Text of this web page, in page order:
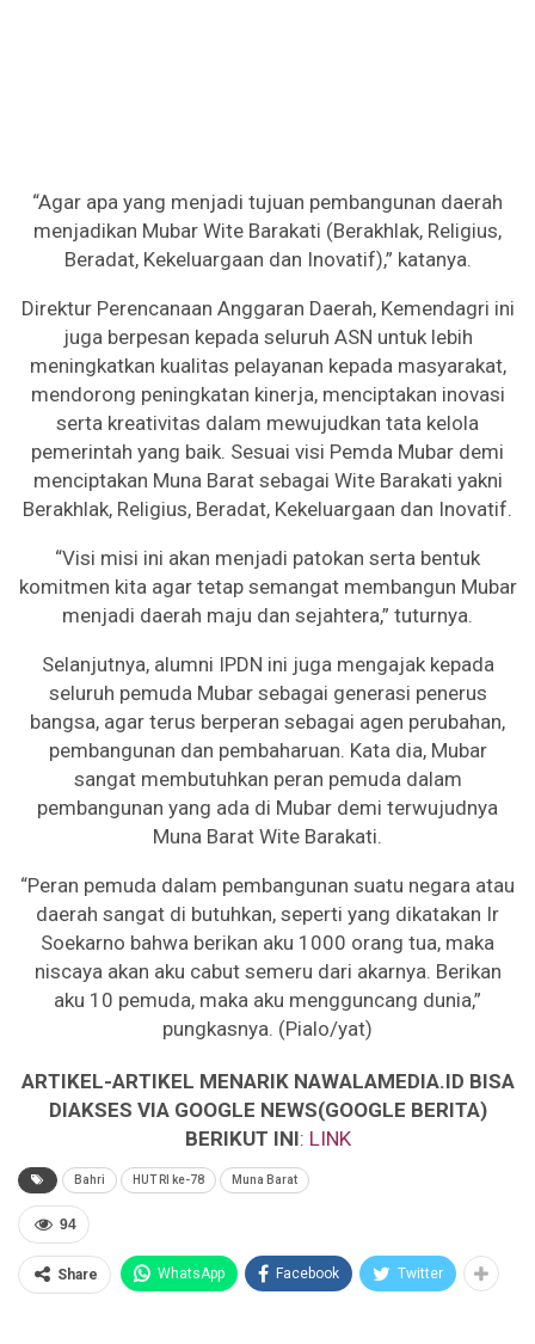
“Agar apa yang menjadi tujuan pembangunan daerah
menjadikan Mubar Wite Barakati (Berakhlak, Religius,
Beradat, Kekeluargaan dan Inovatif),” katanya.
Direktur Perencanaan Anggaran Daerah, Kemendagri ini
juga berpesan kepada seluruh ASN untuk lebih
meningkatkan kualitas pelayanan kepada masyarakat,
mendorong peningkatan kinerja, menciptakan inovasi
serta kreativitas dalam mewujudkan tata kelola
pemerintah yang baik. Sesuai visi Pemda Mubar demi
menciptakan Muna Barat sebagai Wite Barakati yakni
Berakhlak, Religius, Beradat, Kekeluargaan dan Inovatif.
“Visi misi ini akan menjadi patokan serta bentuk
komitmen kita agar tetap semangat membangun Mubar
menjadi daerah maju dan sejahtera,” tuturnya.
Selanjutnya, alumni IPDN ini juga mengajak kepada
seluruh pemuda Mubar sebagai generasi penerus
bangsa, agar terus berperan sebagai agen perubahan,
pembangunan dan pembaharuan. Kata dia, Mubar
sangat membutuhkan peran pemuda dalam
pembangunan yang ada di Mubar demi terwujudnya
Muna Barat Wite Barakati.
“Peran pemuda dalam pembangunan suatu negara atau
daerah sangat di butuhkan, seperti yang dikatakan Ir
Soekarno bahwa berikan aku 1000 orang tua, maka
niscaya akan aku cabut semeru dari akarnya. Berikan
aku 10 pemuda, maka aku mengguncang dunia,”
pungkasnya. (Pialo/yat)
ARTIKEL-ARTIKEL MENARIK NAWALAMEDIA.ID BISA
DIAKSES VIA GOOGLE NEWS(GOOGLE BERITA)
BERIKUT INI: LINK
Bahri HUT RI ke-78 Muna Barat
94
Share WhatsApp Facebook Twitter